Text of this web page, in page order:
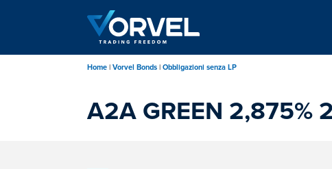
principale
Home Vorvel Bonds Obbligazioni senza LP
A2A GREEN 2,875%